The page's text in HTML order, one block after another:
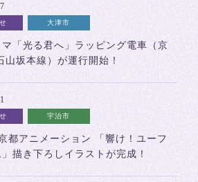
大津市
マ「光る君へ」ラッピング電車（京
山坂本線）が運行開始！
宇治市
都アニメーション 「響け！ユーフ
描き下ろしイラストが完成！